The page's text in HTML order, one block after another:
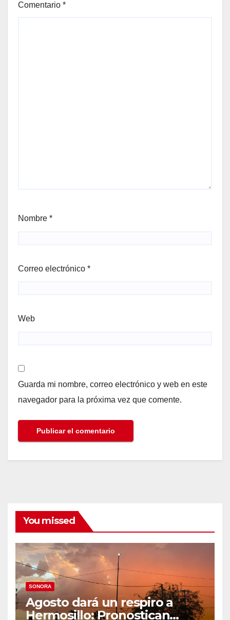
Comentario *
Nombre *
Correo electrónico *
Web
Guarda mi nombre, correo electrónico y web en este
navegador para la próxima vez que comente.
You missed
SONORA
Agosto dará un respiro a
Hermosillo: Pronostican